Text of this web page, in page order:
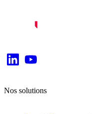
Nos solutions